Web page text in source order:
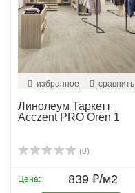
избранное сравнить
Линолеум Таркетт
Acczent PRO Oren 1
(0)
Цена: 839 ₽/м2